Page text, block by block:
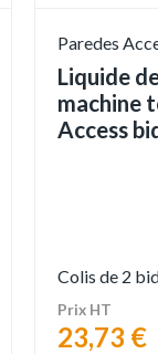
Paredes
Liquide
machine
Access
Colis de 2
Prix HT
23,73 €